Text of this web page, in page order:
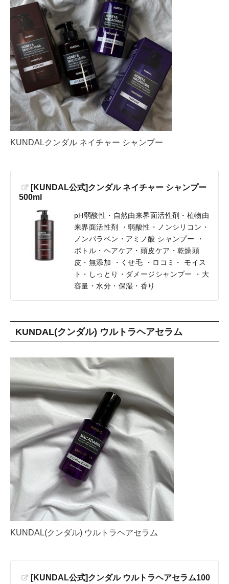
KUNDALクンダル ネイチャー シャンプー
[KUNDAL公式]クンダル ネイチャー シャンプー
500ml
pH弱酸性・自然由来界面活性剤・植物由
来界面活性剤 ・弱酸性・ノンシリコン・
ノンパラベン・アミノ酸 シャンプー ・
ボトル・ヘアケア・頭皮ケア・乾燥頭
皮・無添加 ・くせ毛 ・ロコミ・ モイス
ト・しっとり・ダメージシャンプー ・大
容量・水分・保湿・香り
KUNDAL(クンダル) ウルトラヘアセラム
KUNDAL(クンダル) ウルトラヘアセラム
[KUNDAL公式]クンダル ウルトラヘアセラム100